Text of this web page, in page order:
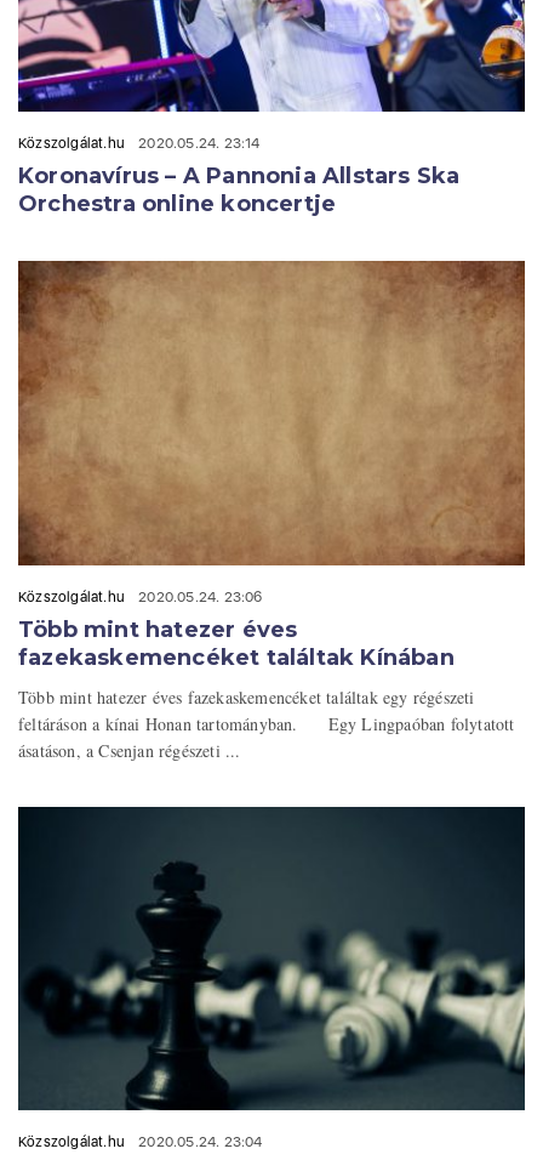
Közszolgálat.hu 2020.05.24. 23:14
Koronavírus – A Pannonia Allstars Ska
Orchestra online koncertje
Közszolgálat.hu 2020.05.24. 23:06
Több mint hatezer éves
fazekaskemencéket találtak Kínában
Több mint hatezer éves fazekaskemencéket találtak egy régészeti
feltáráson a kínai Honan tartományban. Egy Lingpaóban folytatott
ásatáson, a Csenjan régészeti ...
Közszolgálat.hu 2020.05.24. 23:04